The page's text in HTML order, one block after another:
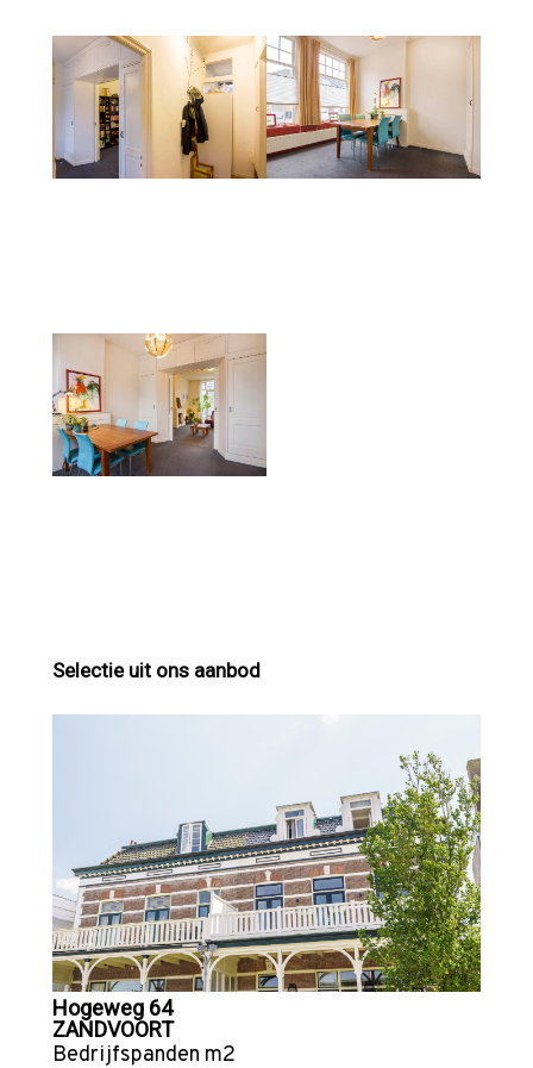
Selectie uit ons aanbod
Hogeweg 64
ZANDVOORT
Bedrijfspanden m2